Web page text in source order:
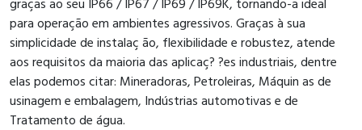
para operação em ambientes agressivos. Graças à sua
simplicidade de instalaç ão, flexibilidade e robustez, atende
aos requisitos da maioria das aplicaç? ?es industriais, dentre
elas podemos citar: Mineradoras, Petroleiras, Máquin as de
usinagem e embalagem, Indústrias automotivas e de
Tratamento de água.